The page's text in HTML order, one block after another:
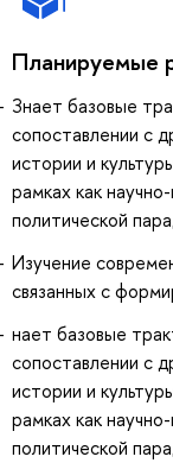
Планируемые
Знает базовые
сопоставлении с
истории и
рамках как
политической
Изучение
связанных с
нает базовые
сопоставлении с
истории и
рамках как
политической